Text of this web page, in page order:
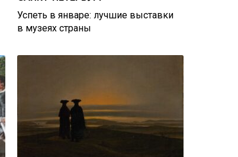
Успеть в январе: лучшие выставки
в музеях страны